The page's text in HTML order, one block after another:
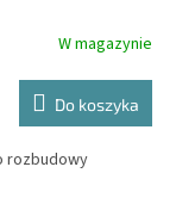
W magazynie
Do koszyka
rozbudowy